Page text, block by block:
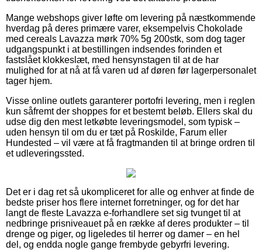
Mange webshops giver løfte om levering på næstkommende
hverdag på deres primære varer, eksempelvis Chokolade
med cereals Lavazza mørk 70% 5g 200stk, som dog tager
udgangspunkt i at bestillingen indsendes forinden et
fastslået klokkeslæt, med hensynstagen til at de har
mulighed for at nå at få varen ud af døren før lagerpersonalet
tager hjem.
Visse online outlets garanterer portofri levering, men i reglen
kun såfremt der shoppes for et bestemt beløb. Ellers skal du
udse dig den mest letkøbte leveringsmodel, som typisk –
uden hensyn til om du er tæt på Roskilde, Farum eller
Hundested – vil være at få fragtmanden til at bringe ordren til
et udleveringssted.
Det er i dag ret så ukompliceret for alle og enhver at finde de
bedste priser hos flere internet forretninger, og for det har
langt de fleste Lavazza e-forhandlere set sig tvunget til at
nedbringe prisniveauet på en række af deres produkter – til
drenge og piger, og ligeledes til herrer og damer – en hel
del, og endda nogle gange frembyde gebyrfri levering.